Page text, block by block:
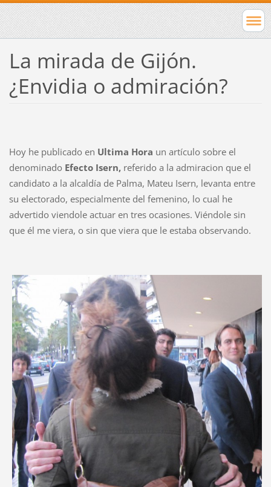
La mirada de Gijón.
¿Envidia o admiración?
Hoy he publicado en Ultima Hora un artículo sobre el
denominado Efecto Isern,referido a la admiracion que el
candidato a la alcaldía de Palma, Mateu Isern, levanta entre
su electorado, especialmente del femenino, lo cual he
advertido viendole actuar en tres ocasiones. Viéndole sin
que él me viera, o sin que viera que le estaba observando.